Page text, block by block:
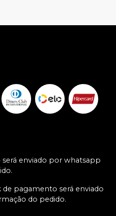
enviado por whatsapp
de pagamento será enviado
do pedido.